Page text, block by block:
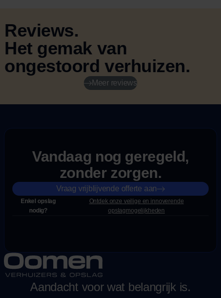
Reviews.
Het gemak van
ongestoord verhuizen.
Meer reviews
Aandacht voor wat belangrijk is.
Vandaag nog geregeld,
zonder zorgen.
Vraag vrijblijvende offerte aan
Enkel opslag
nodig?
Ontdek onze veilige en innoverende
opslagmogelijkheden